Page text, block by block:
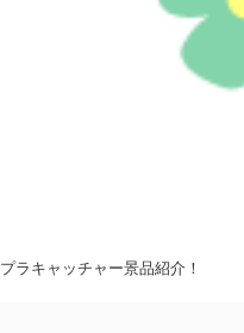
ラキャッチャー景品紹介！